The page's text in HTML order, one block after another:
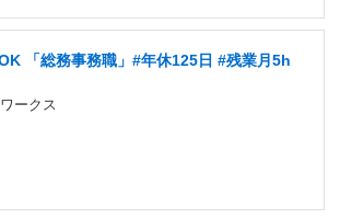
「総務事務職」#年休125日 #残業月5h
ークス